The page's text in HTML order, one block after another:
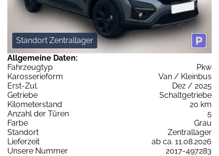
Standort Zentrallager
Allgemeine Daten:
Fahrzeugtyp
Pkw
Karosserieform
Van / Kleinbus
Erst-Zul.
Dez / 2025
Getriebe
Schaltgetriebe
Kilometerstand
20 km
Anzahl der Türen
5
Farbe
Grau
Standort
Zentrallager
Lieferzeit
ab ca. 11.08.2026
Unsere Nummer
2017-497283